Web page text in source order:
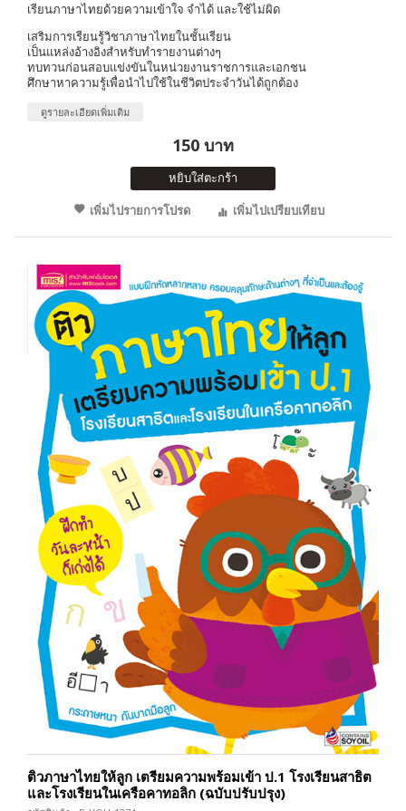
เรียนภาษาไทยด้วยความเข้าใจ จำได้ และใช้ไม่ผิด
เสริมการเรียนรู้วิชาภาษาไทยในชั้นเรียน
เป็นแหล่งอ้างอิงสำหรับทำรายงานต่างๆ
ทบทวนก่อนสอบแข่งขันในหน่วยงานราชการและเอกชน
ศึกษาหาความรู้เพื่อนำไปใช้ในชีวิตประจำวันได้ถูกต้อง
ดูรายละเอียดเพิ่มเติม
150 บาท
หยิบใส่ตะกร้า
เพิ่มไปรายการโปรด
เพิ่มไปเปรียบเทียบ
ติวภาษาไทยให้ลูก เตรียมความพร้อมเข้า ป.1 โรงเรียนสาธิต
และโรงเรียนในเครือคาทอลิก (ฉบับปรับปรุง)